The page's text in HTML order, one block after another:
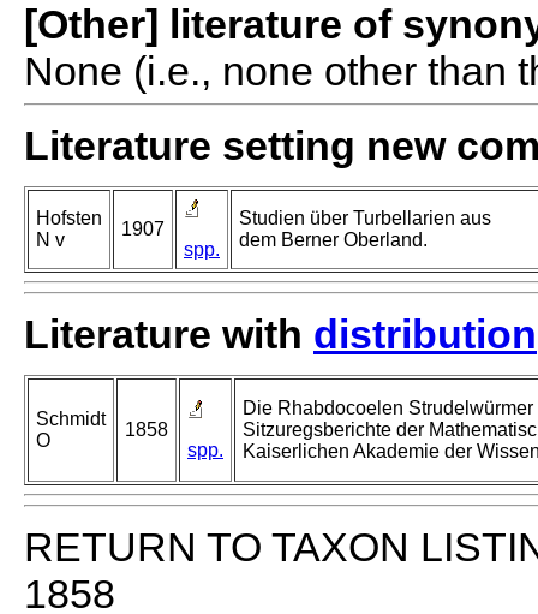
[Other] literature of
None (i.e., none other than
Literature setting new
Hofsten
N v
1907
spp.
Studien über Turbellarien aus
dem Berner Oberland.
Literature with distribution
Schmidt
O
1858
spp.
Die Rhabdocoelen
Sitzuregsberichte der
Kaiserlichen Akademie der
RETURN TO TAXON
1858